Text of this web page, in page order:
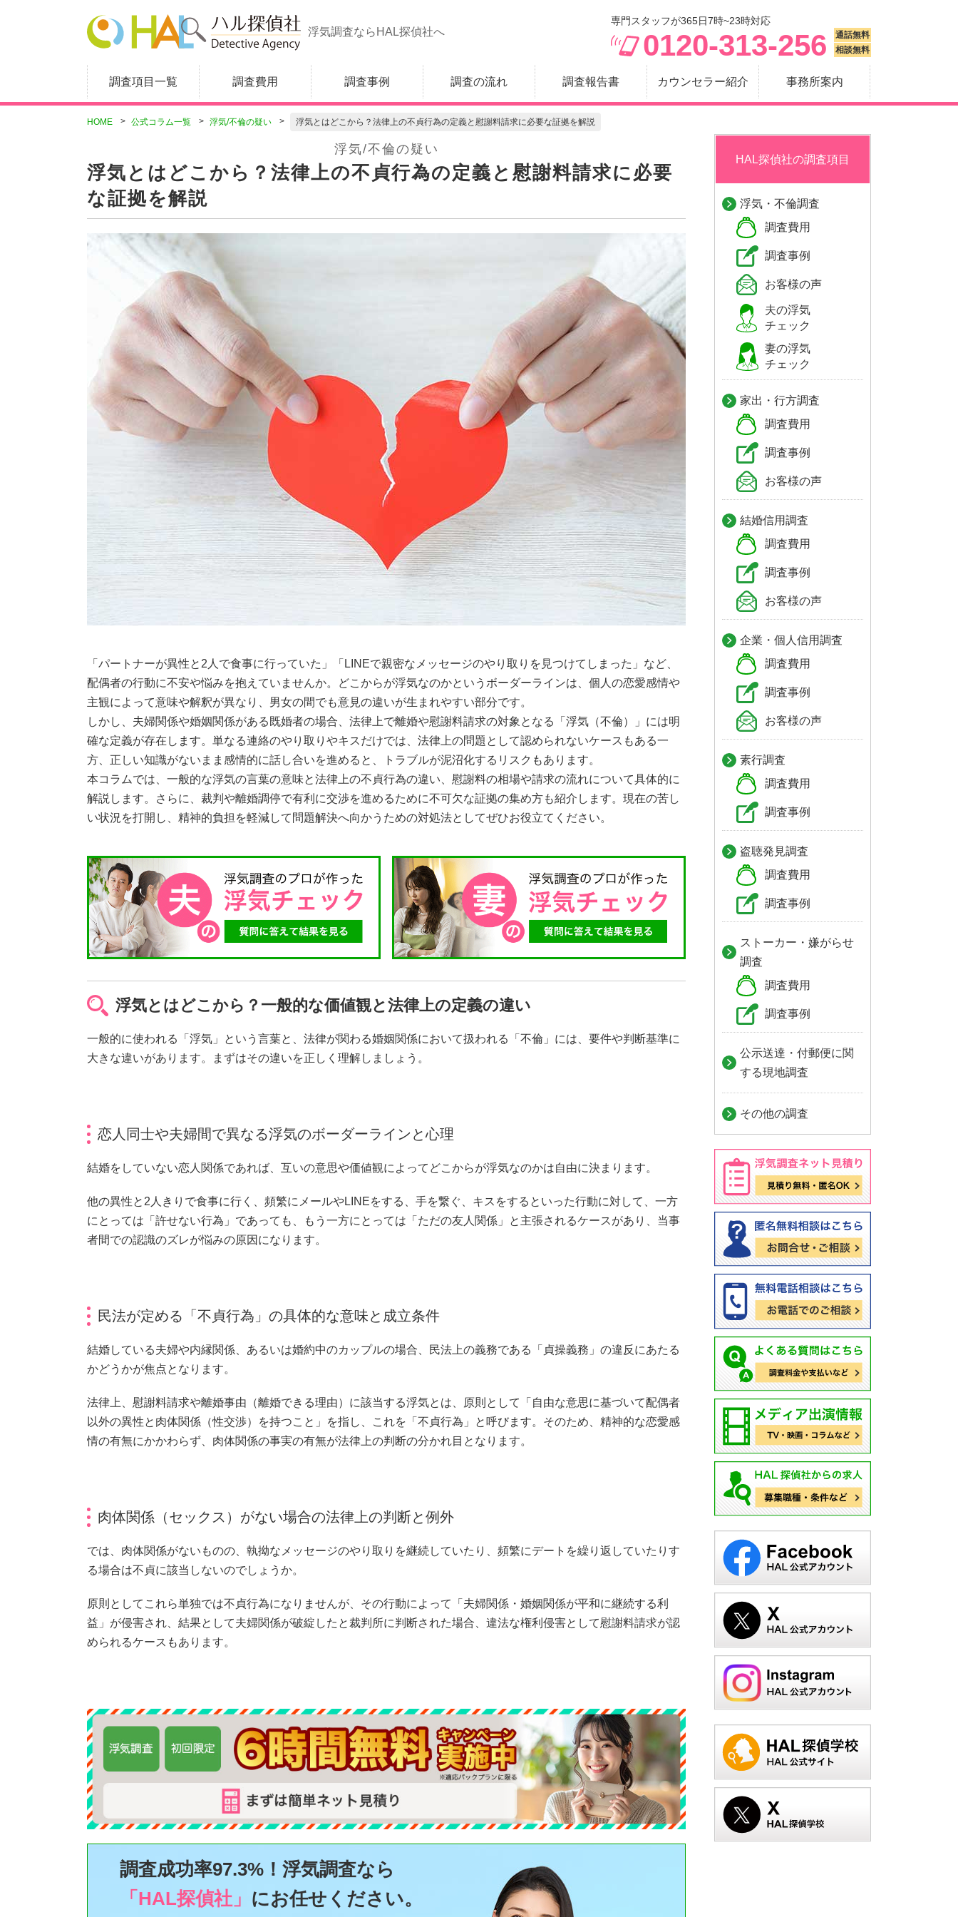
浮気調査ならHAL探偵社へ
専門スタッフが365日7時~23時対応
0120-313-256
通話無料
相談無料
調査項目一覧 調査費用 調査事例 調査の流れ 調査報告書 カウンセラー紹介 事務所案内
HOME 公式コラム一覧 浮気/不倫の疑い 浮気とはどこから？法律上の不貞行為の定義と慰謝料請求に必要な証拠を解説
浮気/不倫の疑い
浮気とはどこから？法律上の不貞行為の定義と慰謝料請求に必要
な証拠を解説
「パートナーが異性と2人で食事に行っていた」「LINEで親密なメッセージのやり取りを見つけてしまった」など、
配偶者の行動に不安や悩みを抱えていませんか。どこからが浮気なのかというボーダーラインは、個人の恋愛感情や
主観によって意味や解釈が異なり、男女の間でも意見の違いが生まれやすい部分です。
しかし、夫婦関係や婚姻関係がある既婚者の場合、法律上で離婚や慰謝料請求の対象となる「浮気（不倫）」には明
確な定義が存在します。単なる連絡のやり取りやキスだけでは、法律上の問題として認められないケースもある一
方、正しい知識がないまま感情的に話し合いを進めると、トラブルが泥沼化するリスクもあります。
本コラムでは、一般的な浮気の言葉の意味と法律上の不貞行為の違い、慰謝料の相場や請求の流れについて具体的に
解説します。さらに、裁判や離婚調停で有利に交渉を進めるために不可欠な証拠の集め方も紹介します。現在の苦し
い状況を打開し、精神的負担を軽減して問題解決へ向かうための対処法としてぜひお役立てください。
浮気とはどこから？一般的な価値観と法律上の定義の違い
一般的に使われる「浮気」という言葉と、法律が関わる婚姻関係において扱われる「不倫」には、要件や判断基準に
大きな違いがあります。まずはその違いを正しく理解しましょう。
恋人同士や夫婦間で異なる浮気のボーダーラインと心理
結婚をしていない恋人関係であれば、互いの意思や価値観によってどこからが浮気なのかは自由に決まります。
他の異性と2人きりで食事に行く、頻繁にメールやLINEをする、手を繋ぐ、キスをするといった行動に対して、一方
にとっては「許せない行為」であっても、もう一方にとっては「ただの友人関係」と主張されるケースがあり、当事
者間での認識のズレが悩みの原因になります。
民法が定める「不貞行為」の具体的な意味と成立条件
結婚している夫婦や内縁関係、あるいは婚約中のカップルの場合、民法上の義務である「貞操義務」の違反にあたる
かどうかが焦点となります。
法律上、慰謝料請求や離婚事由（離婚できる理由）に該当する浮気とは、原則として「自由な意思に基づいて配偶者
以外の異性と肉体関係（性交渉）を持つこと」を指し、これを「不貞行為」と呼びます。そのため、精神的な恋愛感
情の有無にかかわらず、肉体関係の事実の有無が法律上の判断の分かれ目となります。
肉体関係（セックス）がない場合の法律上の判断と例外
では、肉体関係がないものの、執拗なメッセージのやり取りを継続していたり、頻繁にデートを繰り返していたりす
る場合は不貞に該当しないのでしょうか。
原則としてこれら単独では不貞行為になりませんが、その行動によって「夫婦関係・婚姻関係が平和に継続する利
益」が侵害され、結果として夫婦関係が破綻したと裁判所に判断された場合、違法な権利侵害として慰謝料請求が認
められるケースもあります。
調査成功率97.3%！ 浮気調査なら
「HAL探偵社」 にお任せください。
HAL探偵社の調査項目
浮気・不倫調査
調査費用
調査事例
お客様の声
夫の浮気
チェック
妻の浮気
チェック
家出・行方調査
調査費用
調査事例
お客様の声
結婚信用調査
調査費用
調査事例
お客様の声
企業・個人信用調査
調査費用
調査事例
お客様の声
素行調査
調査費用
調査事例
盗聴発見調査
調査費用
調査事例
ストーカー・嫌がらせ
調査
調査費用
調査事例
公示送達・付郵便に関
する現地調査
その他の調査